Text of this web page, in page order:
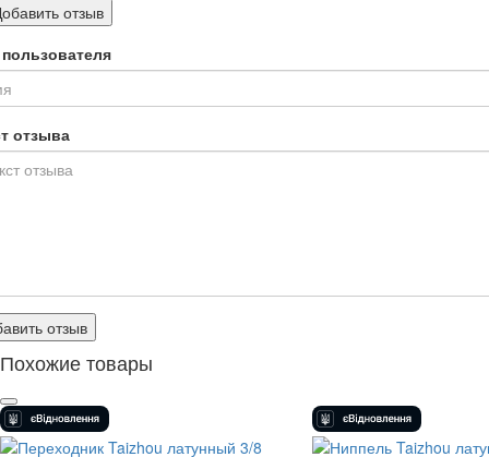
отзыв
отзыва
отзыв
Похожие товары